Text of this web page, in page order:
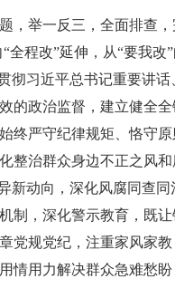
，举一反三，全面排查
程改”延伸，从“要我改
彻习近平总书记重要讲话
的政治监督，建立健全
终严守纪律规矩、恪守
整治群众身边不正之风
新动向，深化风腐同查
制，深化警示教育，既让
党规党纪，注重家风家
情用力解决群众急难愁盼